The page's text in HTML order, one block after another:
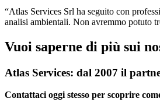
“Atlas Services Srl ha seguito con
analisi ambientali. Non avremmo potuto
Vuoi saperne di più sui
Atlas Services: dal 2007 il
Contattaci oggi stesso per scoprire